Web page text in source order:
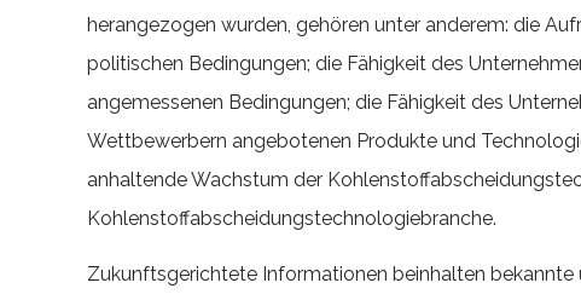
herangezogen wurden, gehören unter anderem: die
politischen Bedingungen; die Fähigkeit des
angemessenen Bedingungen; die Fähigkeit des
Wettbewerbern angebotenen Produkte und
anhaltende Wachstum der
Kohlenstoffabscheidungstechnologiebranche.
Zukunftsgerichtete Informationen beinhalten bekannte